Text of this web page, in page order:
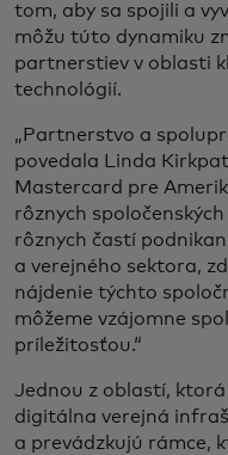
tom, aby sa spojili a
môžu túto dynamiku
partnerstiev v oblasti
technológií.
„Partnerstvo a
povedala Linda
Mastercard pre
rôznych
rôznych častí
a verejného sektora,
nájdenie týchto
môžeme vzájomne
príležitosťou.“
Jednou z oblastí,
digitálna verejná
a prevádzkujú rámce,